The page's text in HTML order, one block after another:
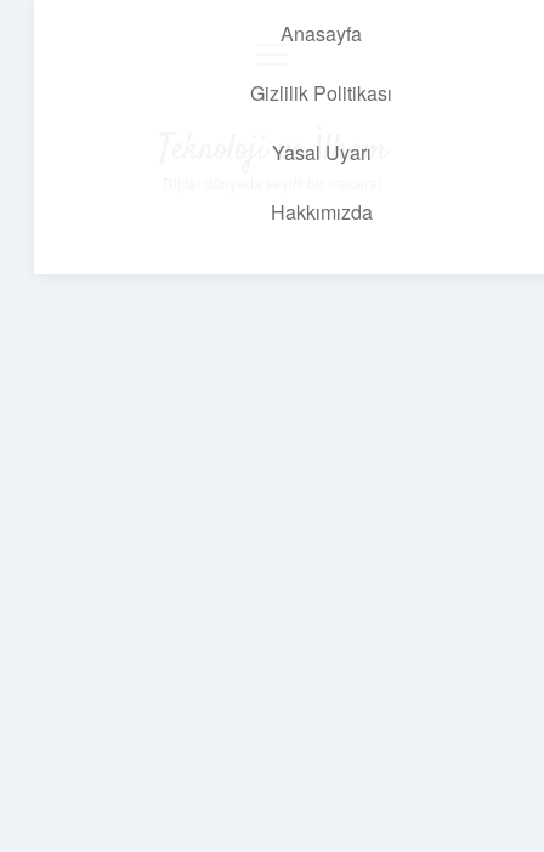
Anasayfa
Gizlilik Politikası
Yasal Uyarı
Hakkımızda
Teknoloji ve İlham